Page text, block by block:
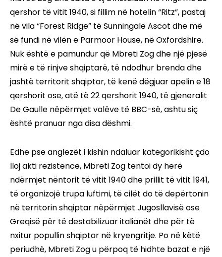
qershor të vitit 1940, si fillim në hotelin “Ritz”, pastaj
në vila “Forest Ridge” të Sunningale Ascot dhe më
së fundi në vilën e Parmoor House, në Oxfordshire.
Nuk është e pamundur që Mbreti Zog dhe një pjesë
mirë e të rinjve shqiptarë, të ndodhur brenda dhe
jashtë territorit shqiptar, të kenë dëgjuar apelin e 18
qershorit ose, atë të 22 qershorit 1940, të gjeneralit
De Gaulle nëpërmjet valëve të BBC-së, ashtu siç
është pranuar nga disa dëshmi.
Edhe pse anglezët i kishin ndaluar kategorikisht çdo
lloj akti rezistence, Mbreti Zog tentoi dy herë
ndërmjet nëntorit të vitit 1940 dhe prillit të vitit 1941,
të organizojë trupa luftimi, të cilët do të depërtonin
në territorin shqiptar nëpërmjet Jugosllavisë ose
Greqisë për të destabilizuar italianët dhe për të
nxitur popullin shqiptar në kryengritje. Po në këtë
periudhë, Mbreti Zog u përpoq të hidhte bazat e një